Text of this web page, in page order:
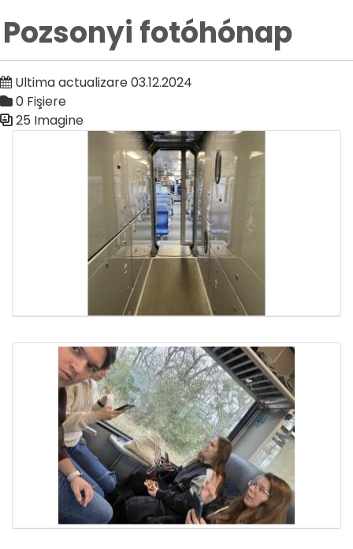
Pozsonyi fotóhónap
Ultima actualizare 03.12.2024
0 Fişiere
25 Imagine